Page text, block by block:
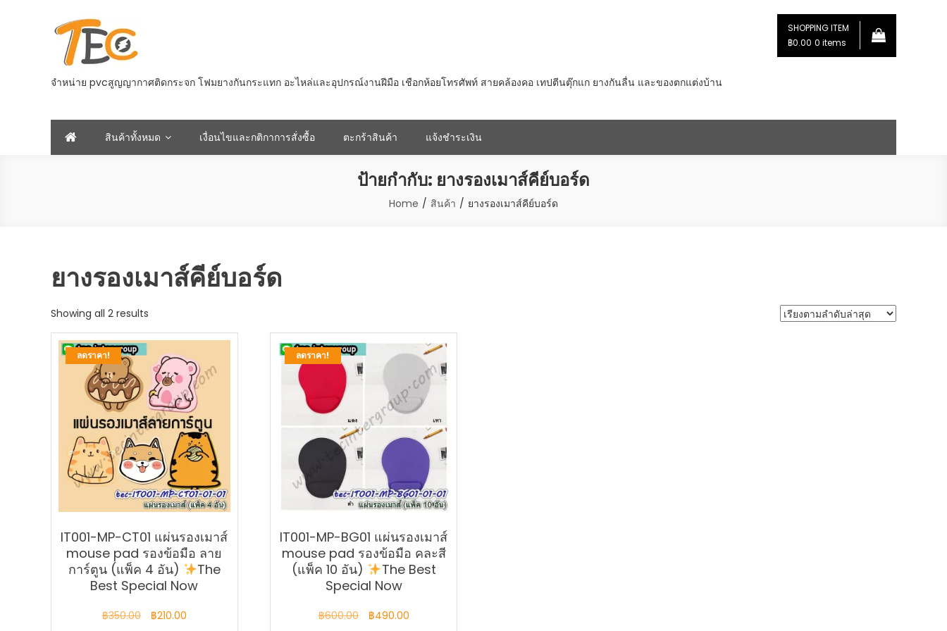
จำหน่าย pvcสูญญากาศติดกระจก โฟมยางกันกระแทก อะไหล่และอุปกรณ์งานฝีมือ เชือกห้อยโทรศัพท์ สายคล้องคอ เทปตีนตุ๊กแก ยางกันลื่น และของตกแต่งบ้าน
SHOPPING ITEM
฿0.00 0 items
สินค้าทั้งหมด เงื่อนไขและกติกาการสั่งซื้อ ตะกร้าสินค้า แจ้งชำระเงิน
ป้ายกำกับ: ยางรองเมาส์คีย์บอร์ด
Home สินค้า ยางรองเมาส์คีย์บอร์ด
ยางรองเมาส์คีย์บอร์ด
Showing all 2 results
by
ลดราคา!
IT001-MP-CT01 แผ่นรองเมาส์
mouse pad รองข้อมือ ลาย
การ์ตูน (แพ็ค 4 อัน)
The
Best Special Now
฿350.00
Original
฿210.00Current
ลดราคา!
IT001-MP-BG01 แผ่นรองเมาส์
mouse pad รองข้อมือ คละสี
(แพ็ค 10 อัน)
The Best
Special Now
฿600.00
Original
฿490.00Current